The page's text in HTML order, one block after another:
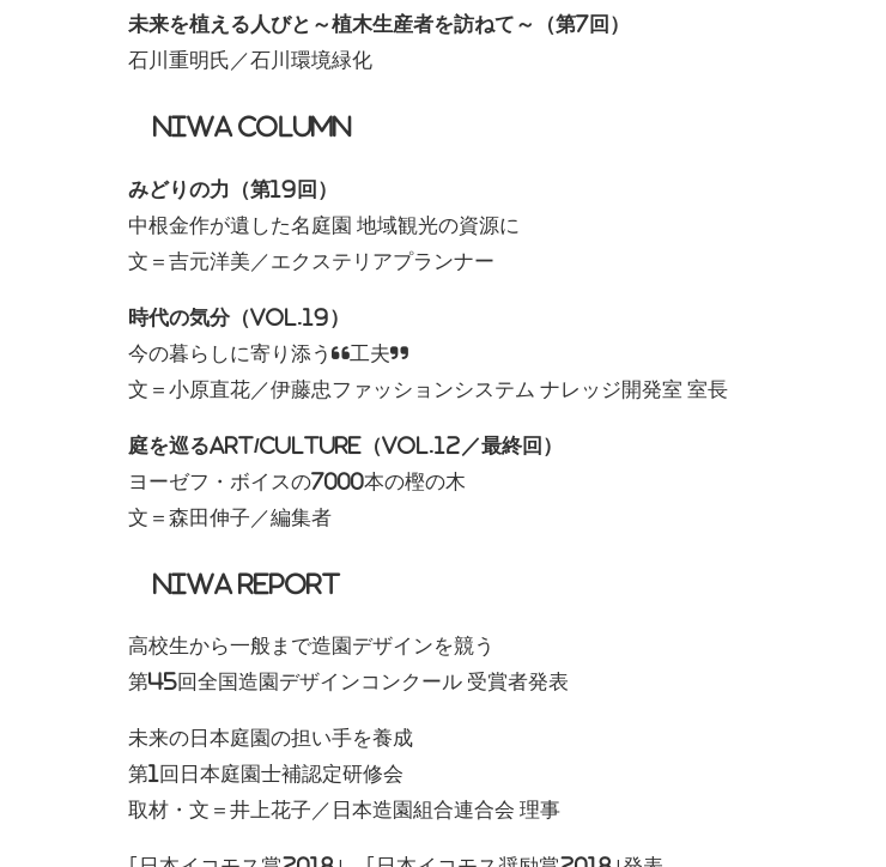
未来を植える人びと～植木生産者を訪ねて～（第7回）
石川重明氏／石川環境緑化
NIWA COLUMN
みどりの力（第19回）
中根金作が遺した名庭園 地域観光の資源に
文＝吉元洋美／エクステリアプランナー
時代の気分（VOL.19）
今の暮らしに寄り添う“工夫”
文＝小原直花／伊藤忠ファッションシステム ナレッジ開発室 室長
庭を巡るArt/Culture（VOL.12／最終回）
ヨーゼフ・ボイスの7000本の樫の木
文＝森田伸子／編集者
NIWA REPORT
高校生から一般まで造園デザインを競う
第45回全国造園デザインコンクール 受賞者発表
未来の日本庭園の担い手を養成
第1回日本庭園士補認定研修会
取材・文＝井上花子／日本造園組合連合会 理事